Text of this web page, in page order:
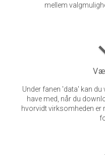
mellem
Under fanen 'data' kan
have med, når du
hvorvidt virksomheden er